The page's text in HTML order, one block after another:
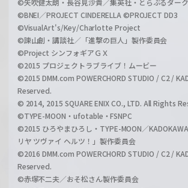
©BNEI／PROJECT CINDERELLA ©PROJECT DD3
©VisualArt's/Key/Charlotte Project
©諫山創・講談社／「進撃の巨人」製作委員会
©Project シンフォギアＧＸ
©2015 プロジェクトラブライブ！ムービー
©2015 DMM.com POWERCHORD STUDIO / C2 /
Reserved.
© 2014, 2015 SQUARE ENIX CO., LTD. All Rights
©TYPE-MOON・ufotable・FSNPC
©2015 ひろやまひろし・TYPE-MOON／
リヤ ツヴァイ ヘルツ！」製作委員会
©2016 DMM.com POWERCHORD STUDIO / C2 /
Reserved.
©赤塚不二夫／おそ松さん製作委員会